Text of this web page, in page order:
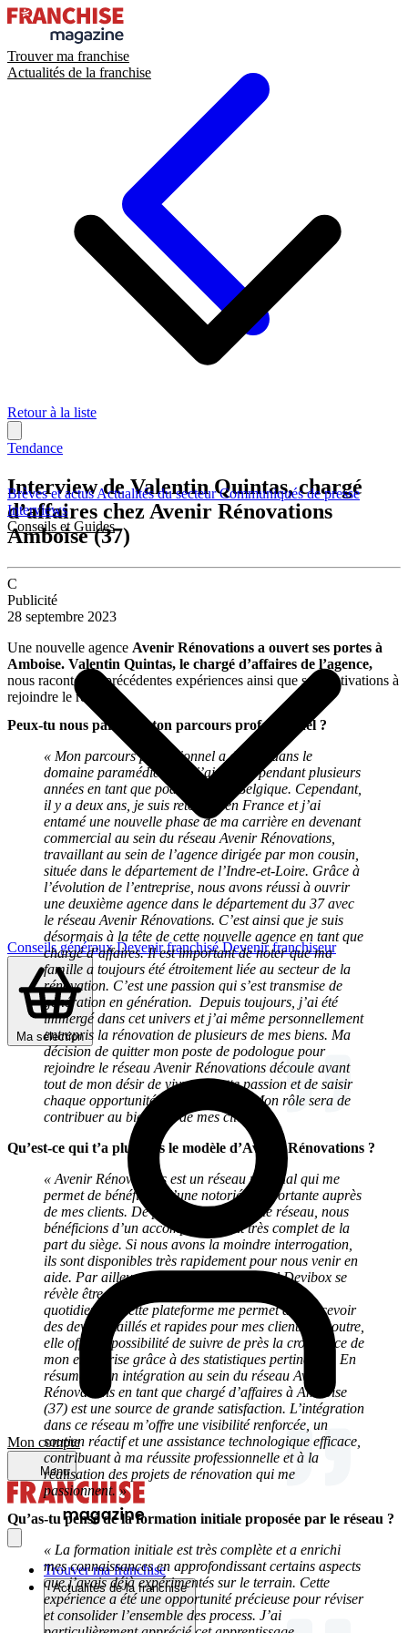
Trouver ma franchise
Actualités de la franchise
Brèves et actusActualités du secteurCommuniqués de presse
Interviews
Conseils et Guides
Conseils générauxDevenir franchiséDevenir franchiseur
Ma sélection
Mon compte
Menu
Trouver ma franchise
Actualités de la franchise
Retour à la liste
Tendance
Interview de Valentin Quintas, chargé
d’affaires chez Avenir Rénovations
Amboise (37)
C
Publicité
28 septembre 2023
Une nouvelle agence Avenir Rénovations a ouvert ses portes à
Amboise. Valentin Quintas, le chargé d’affaires de l’agence,
nous raconte ses précédentes expériences ainsi que ses motivations à
rejoindre le réseau.
Peux-tu nous parler de ton parcours professionnel ?
« Mon parcours professionnel a débuté dans le
domaine paramédical, où j’ai exercé pendant plusieurs
années en tant que podologue en Belgique. Cependant,
il y a deux ans, je suis retourné en France et j’ai
entamé une nouvelle phase de ma carrière en devenant
commercial au sein du réseau Avenir Rénovations,
travaillant au sein de l’agence dirigée par mon cousin,
située dans le département de l’Indre-et-Loire. Grâce à
l’évolution de l’entreprise, nous avons réussi à ouvrir
une deuxième agence dans le département du 37 avec
le réseau Avenir Rénovations. C’est ainsi que je suis
désormais à la tête de cette nouvelle agence en tant que
chargé d’affaires. Il est important de noter que ma
famille a toujours été étroitement liée au secteur de la
rénovation. C’est une passion qui s’est transmise de
génération en génération. Depuis toujours, j’ai été
immergé dans cet univers et j’ai même personnellement
entrepris la rénovation de plusieurs de mes biens. Ma
décision de quitter mon poste de podologue pour
rejoindre le réseau Avenir Rénovations découle avant
tout de mon désir de vivre de cette passion et de saisir
chaque opportunité qui se présente. Mon rôle sera de
contribuer au bien-être de mes clients. »
Qu’est-ce qui t’a plu dans le modèle d’Avenir Rénovations ?
« Avenir Rénovations est un réseau national qui me
permet de bénéficier d’une notoriété importante auprès
de mes clients. De plus, en rejoignant le réseau, nous
bénéficions d’un accompagnement très complet de la
part du siège. Si nous avons la moindre interrogation,
ils sont disponibles très rapidement pour nous venir en
aide. Par ailleurs, l’utilisation du logiciel Devibox se
révèle être un atout précieux dans ma routine
quotidienne. Cette plateforme me permet de concevoir
des devis détaillés et rapides pour mes clients. En outre,
elle offre la possibilité de suivre de près la croissance de
mon entreprise grâce à des statistiques pertinentes. En
résumé, mon intégration au sein du réseau Avenir
Rénovations en tant que chargé d’affaires à Amboise
(37) est une source de grande satisfaction. L’intégration
dans ce réseau m’offre une visibilité renforcée, un
soutien réactif et une assistance technologique efficace,
contribuant à ma réussite professionnelle et à la
réalisation des projets de rénovation qui me
passionnent. »
Qu’as-tu pensé de la formation initiale proposée par le réseau ?
« La formation initiale est très complète et a enrichi
mes connaissances en approfondissant certains aspects
que j’avais déjà expérimentés sur le terrain. Cette
expérience a été une opportunité précieuse pour réviser
et consolider l’ensemble des process. J’ai